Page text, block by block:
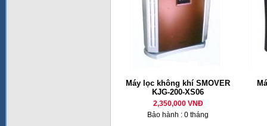
Máy lọc không khí SMOVER
KJG-200-XS06
2,350,000 VNĐ
Bảo hành : 0 tháng